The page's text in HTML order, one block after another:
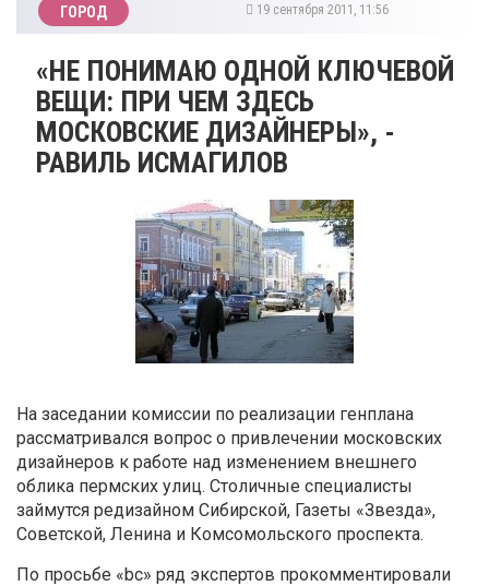
ГОРОД 19 сентября 2011, 11:56
«НЕ ПОНИМАЮ ОДНОЙ КЛЮЧЕВОЙ
ВЕЩИ: ПРИ ЧЕМ ЗДЕСЬ
МОСКОВСКИЕ ДИЗАЙНЕРЫ», -
РАВИЛЬ ИСМАГИЛОВ
На заседании комиссии по реализации генплана
рассматривался вопрос о привлечении московских
дизайнеров к работе над изменением внешнего
облика пермских улиц. Столичные специалисты
займутся редизайном Сибирской, Газеты «Звезда»,
Советской, Ленина и Комсомольского проспекта.
По просьбе «bc» ряд экспертов прокомментировали